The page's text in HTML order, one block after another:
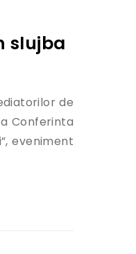
slujba
de
Conferinta
eveniment